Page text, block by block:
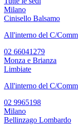
Milano
Cinisello Balsamo
All'interno del C/
02 66041279
Monza e Brianza
Limbiate
All'interno del C/
02 9965198
Milano
Bellinzago Lombardo